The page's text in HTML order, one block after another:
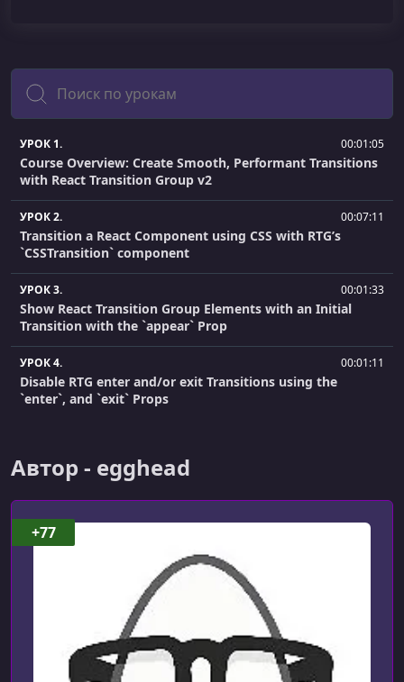
Поиск
УРОК 1. 00:01:05
Course Overview: Create Smooth, Performant Transitions
with React Transition Group v2
УРОК 2. 00:07:11
Transition a React Component using CSS with RTG’s
`CSSTransition` component
УРОК 3. 00:01:33
Show React Transition Group Elements with an Initial
Transition with the `appear` Prop
УРОК 4. 00:01:11
Disable RTG enter and/or exit Transitions using the
`enter`, and `exit` Props
Lifecycle Props
Transition Items within a List with React Transition Group
Render a Different HTML Element as the
`<TransitionGroup>` Container Element
Transition between Pages with React Transition Group
and React Router
Автор - egghead
+77